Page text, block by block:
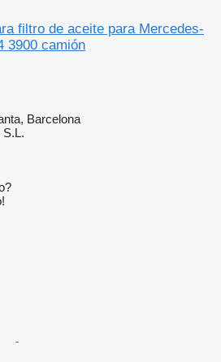
filtro de aceite para Mercedes-
3900 camión
Barcelona